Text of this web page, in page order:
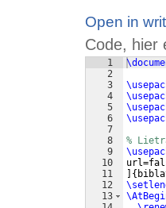
Open in
Code, hier
1
2
3
4
5
6
7
8
9
10
11
12
13
%
{